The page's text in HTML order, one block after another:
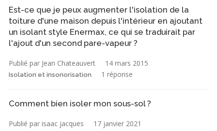
Est-ce que je peux augmenter l'isolation de la
toiture d'une maison depuis l'intérieur en ajoutant
un isolant style Enermax, ce qui se traduirait par
l'ajout d'un second pare-vapeur ?
Publié par Jean Chateauvert 14 mars 2015
Isolation et insonorisation 1 réponse
Comment bien isoler mon sous-sol ?
Publié par isaac jacques 17 janvier 2021